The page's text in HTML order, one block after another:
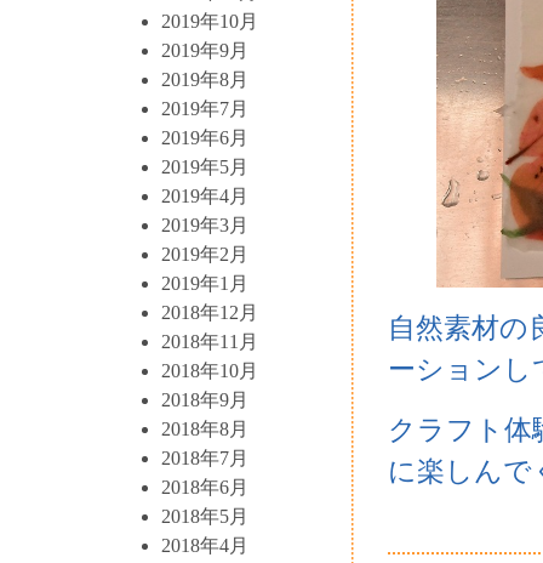
2019年10月
2019年9月
2019年8月
2019年7月
2019年6月
2019年5月
2019年4月
2019年3月
2019年2月
2019年1月
2018年12月
2018年11月
2018年10月
2018年9月
2018年8月
2018年7月
2018年6月
2018年5月
2018年4月
自然素材の
ーションし
クラフト体
に楽しんで